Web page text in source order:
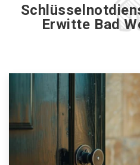
Erwitte Bad